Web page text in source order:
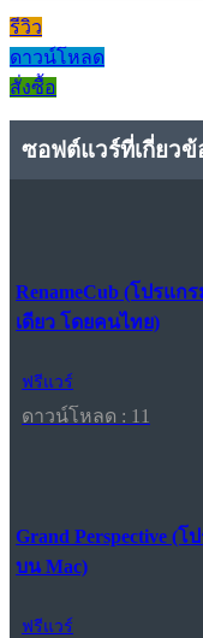
รีวิว
ดาวน์โหลด
สั่งซื้อ
ซอฟต์แวร์ที่เกี่ยวข้
RenameCub (โปรแ
เดียว โดยคนไทย)
ฟรีแวร์
ดาวน์โหลด : 11
Grand Perspective (
บน Mac)
ฟรีแวร์